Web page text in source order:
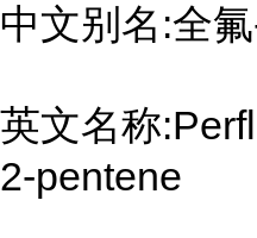
中文别名:全
英文名称
2-pentene